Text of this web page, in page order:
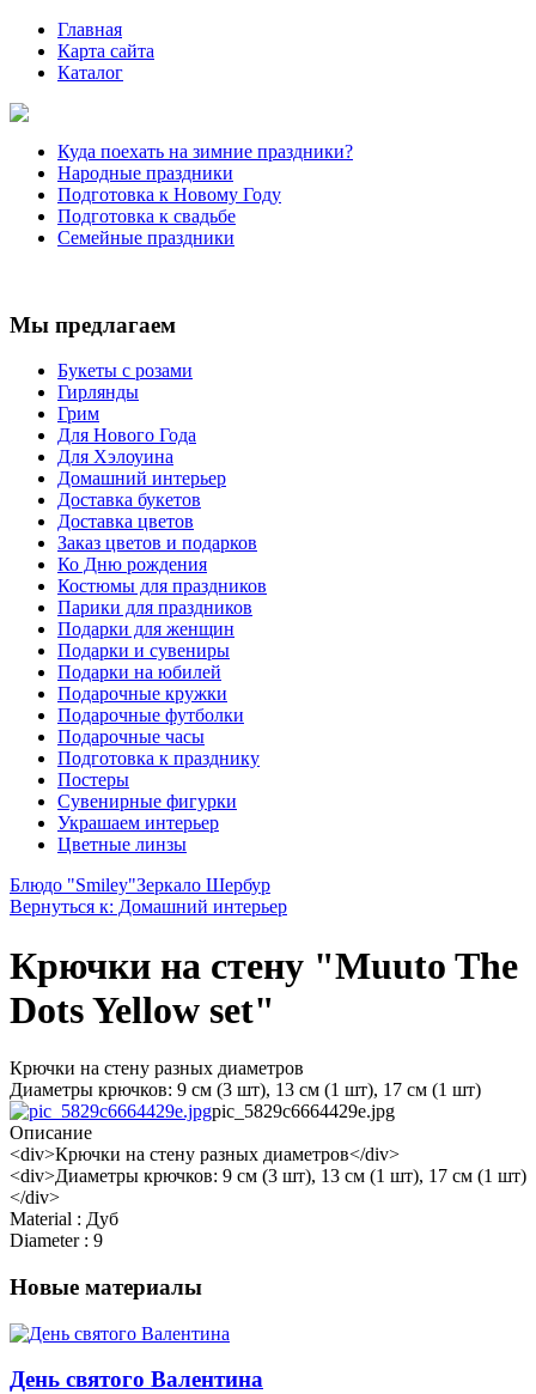
Главная
Карта сайта
Каталог
Куда поехать на зимние праздники?
Народные праздники
Подготовка к Новому Году
Подготовка к свадьбе
Семейные праздники
Мы предлагаем
Букеты с розами
Гирлянды
Грим
Для Нового Года
Для Хэлоуина
Домашний интерьер
Доставка букетов
Доставка цветов
Заказ цветов и подарков
Ко Дню рождения
Костюмы для праздников
Парики для праздников
Подарки для женщин
Подарки и сувениры
Подарки на юбилей
Подарочные кружки
Подарочные футболки
Подарочные часы
Подготовка к празднику
Постеры
Сувенирные фигурки
Украшаем интерьер
Цветные линзы
Блюдо "Smiley"Зеркало Шербур
Вернуться к: Домашний интерьер
Крючки на стену "Muuto The
Dots Yellow set"
Крючки на стену разных диаметров
Диаметры крючков: 9 см (3 шт), 13 см (1 шт), 17 см (1 шт)
pic_5829c6664429e.jpg
Описание
<div>Крючки на стену разных диаметров</div>
<div>Диаметры крючков: 9 см (3 шт), 13 см (1 шт), 17 см (1 шт)
</div>
Material : Дуб
Diameter : 9
Новые материалы
День святого Валентина